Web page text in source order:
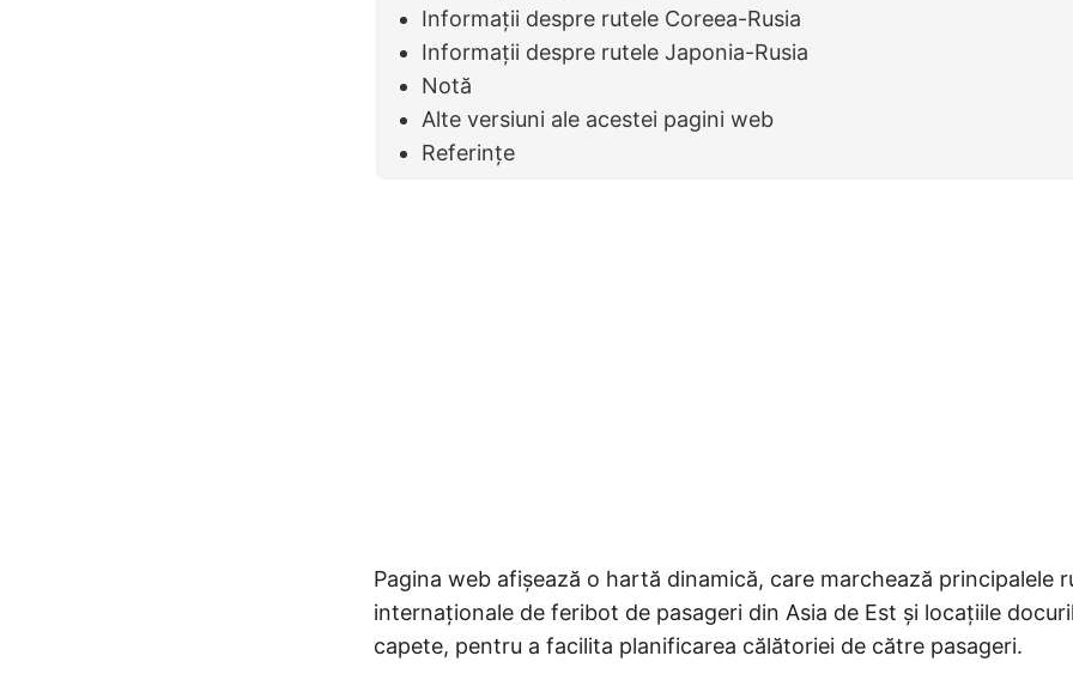
Informații despre rutele Coreea-Rusia
Informații despre rutele Japonia-Rusia
Notă
Alte versiuni ale acestei pagini web
Referințe
Pagina web afișează o hartă dinamică, care marchează principalele
internaționale de feribot de pasageri din Asia de Est și locațiile
capete, pentru a facilita planificarea călătoriei de către pasageri.